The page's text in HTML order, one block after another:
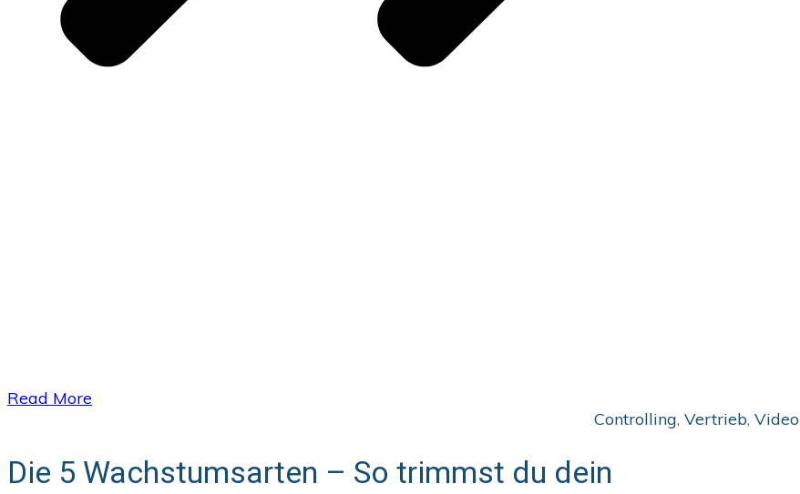
​Read More
Controlling,Vertrieb,Video
Die 5 Wachstumsarten – So trimmst du dein